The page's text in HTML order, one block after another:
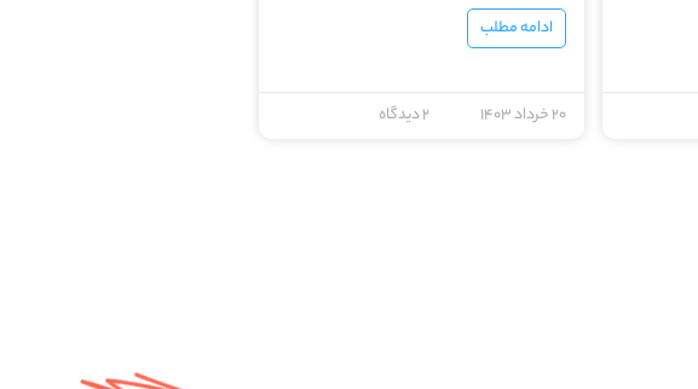
ادامه مطلب
۲۰ خرداد ۱۴۰۳